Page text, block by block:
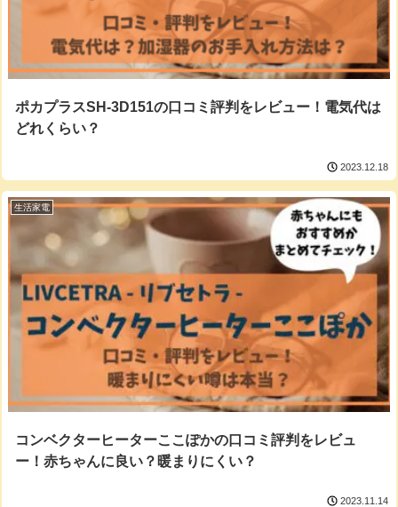
ポカプラスSH-3D151の口コミ評判をレビュー！電気代は
どれくらい？
2023.12.18
生活家電
コンベクターヒーターここぽかの口コミ評判をレビュ
ー！赤ちゃんに良い？暖まりにくい？
2023.11.14